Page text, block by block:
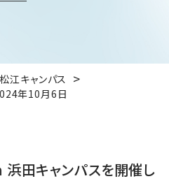
松江キャンパス
年10月6日
田キャンパスを開催し